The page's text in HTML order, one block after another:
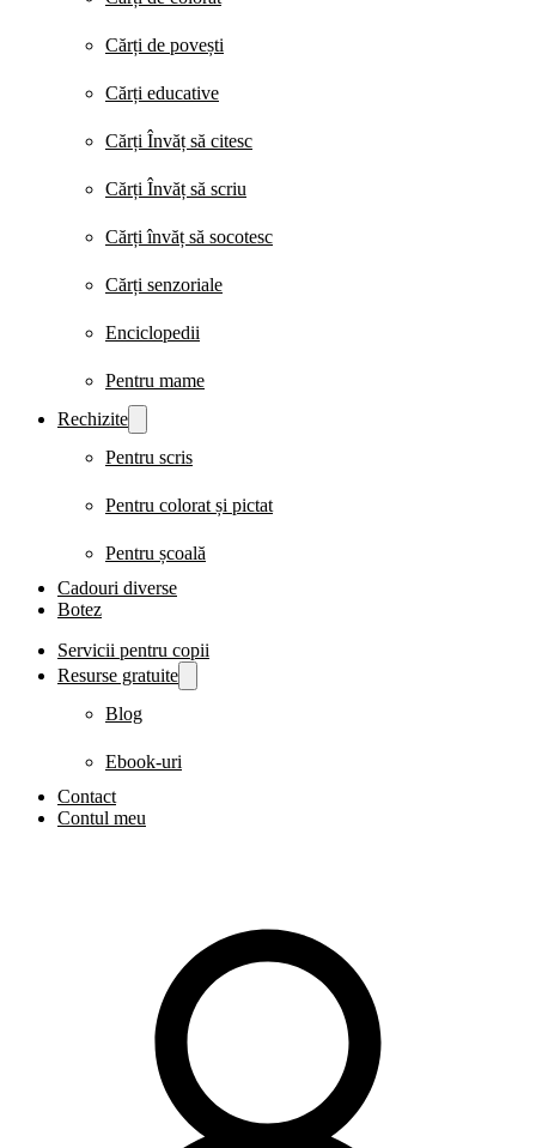
Cărți de povești
Cărți educative
Cărți Învăț să citesc
Cărți Învăț să scriu
Cărți învăț să socotesc
Cărți senzoriale
Enciclopedii
Pentru mame
Rechizite
Pentru scris
Pentru colorat și pictat
Pentru școală
Cadouri diverse
Botez
Servicii pentru copii
Resurse gratuite
Blog
Ebook-uri
Contact
Contul meu